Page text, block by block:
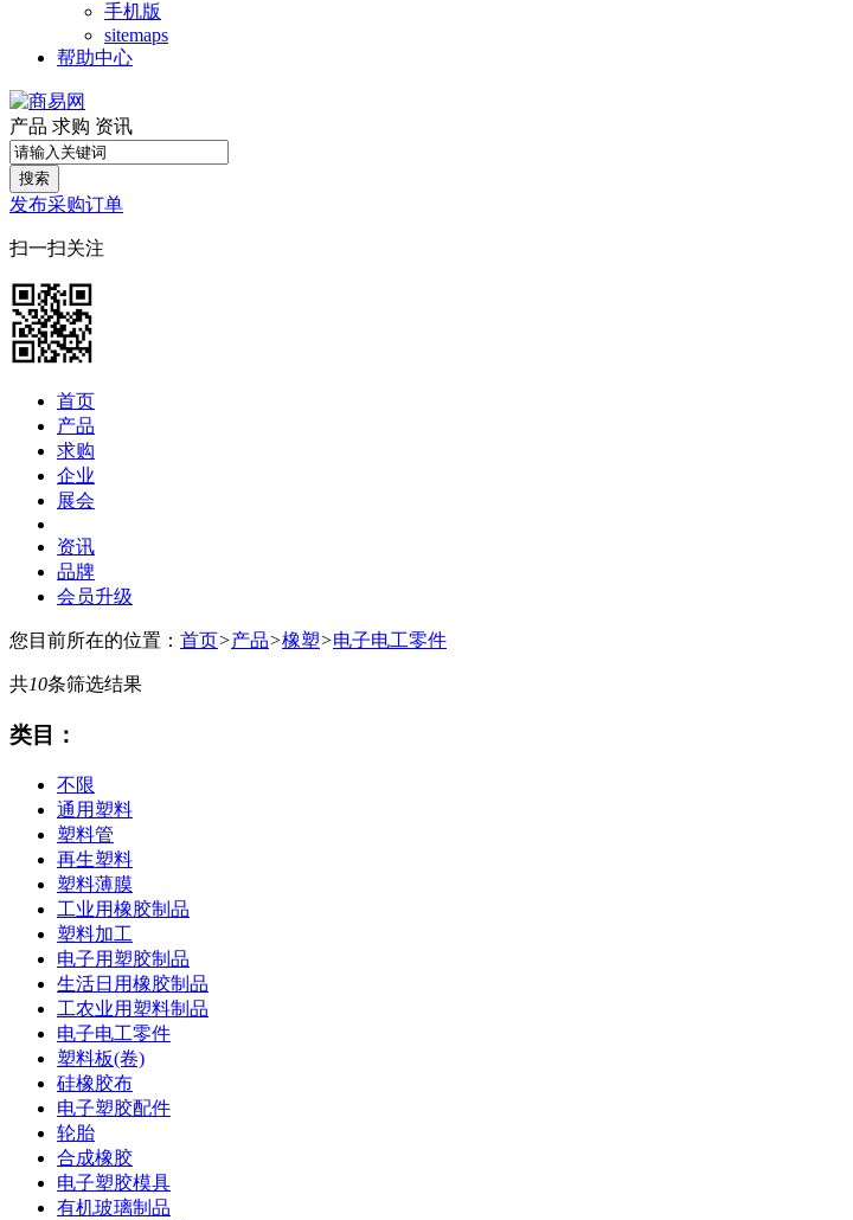
手机版
sitemaps
帮助中心
产品 求购 资讯
搜索
发布采购订单
扫一扫关注
首页
产品
求购
企业
展会
资讯
品牌
会员升级
您目前所在的位置： 首页>产品>橡塑>电子电工零件
共10条筛选结果
类目：
不限
通用塑料
塑料管
再生塑料
塑料薄膜
工业用橡胶制品
塑料加工
电子用塑胶制品
生活日用橡胶制品
工农业用塑料制品
电子电工零件
塑料板(卷)
硅橡胶布
电子塑胶配件
轮胎
合成橡胶
电子塑胶模具
有机玻璃制品